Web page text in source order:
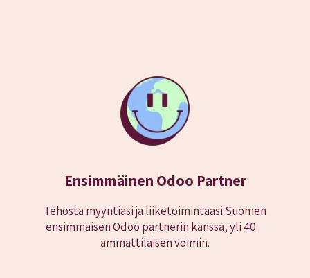
Ensimmäinen Odoo Partner
Tehosta myyntiäsi ja liiketoimintaasi Suomen
ensimmäisen Odoo partnerin kanssa, yli 40
ammattilaisen voimin.